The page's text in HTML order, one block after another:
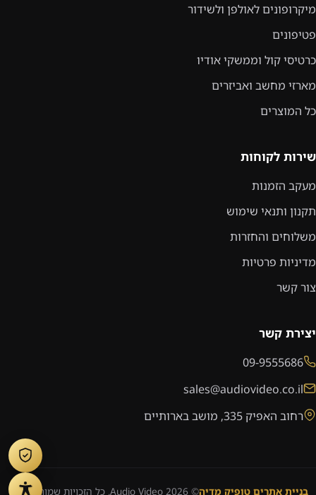
מיקרופונים לאולפן ולשידור
פטיפונים
כרטיסי קול וממשקי אודיו
מארזי מחשב ואביזרים
כל המוצרים
שירות לקוחות
מעקב הזמנות
תקנון ותנאי שימוש
משלוחים והחזרות
מדיניות פרטיות
צור קשר
יצירת קשר
09-9555686
sales@audiovideo.co.il
רחוב האפיק 335, מושב בארותיים
בניית אתרים טופיק מדיה© 2026 Audio Video. כל הזכויות שמורות.